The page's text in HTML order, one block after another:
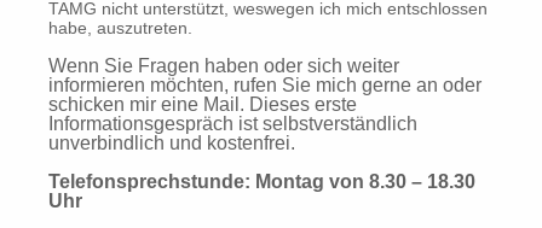
TAMG nicht unterstützt, weswegen ich mich entschlossen
habe, auszutreten.
Wenn Sie Fragen haben oder sich weiter
informieren möchten, rufen Sie mich gerne an oder
schicken mir eine Mail. Dieses erste
Informationsgespräch ist selbstverständlich
unverbindlich und kostenfrei.
Telefonsprechstunde: Montag von 8.30 – 18.30
Uhr